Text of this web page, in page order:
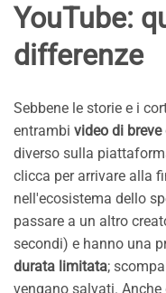
YouTube:
differenze
Sebbene le storie e i
entrambi video di
diverso sulla
clicca per arrivare alla
nell'ecosistema dello
passare a un altro
secondi) e hanno una
durata limitata;
vengano salvati.